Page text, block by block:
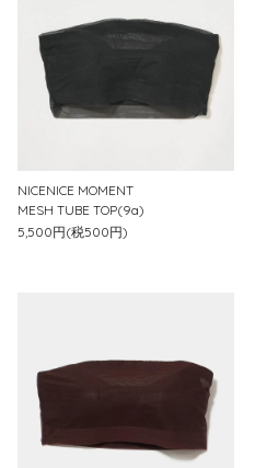
NICENICE MOMENT
MESH TUBE TOP(9a)
5,500円(税500円)